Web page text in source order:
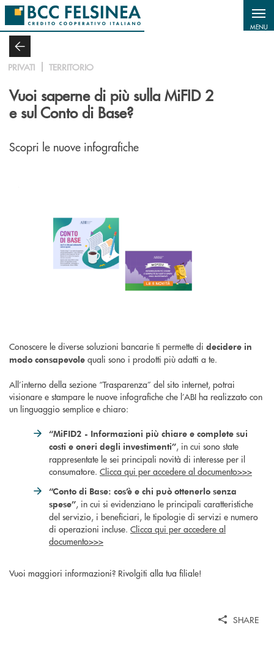
Salta al contenuto principale
MENU
PRIVATI TERRITORIO
Vuoi saperne di più sulla MiFID 2
e sul Conto di Base?
Scopri le nuove infografiche
Conoscere le diverse soluzioni bancarie ti permette di decidere in
modo consapevole quali sono i prodotti più adatti a te.
All’interno della sezione “Trasparenza” del sito internet, potrai
visionare e stampare le nuove infografiche che l’ABI ha realizzato con
un linguaggio semplice e chiaro:
“MiFID2 - Informazioni più chiare e complete sui
costi e oneri degli investimenti”, in cui sono state
rappresentate le sei principali novità di interesse per il
consumatore. Clicca qui per accedere al documento>>>
“Conto di Base: cos’è e chi può ottenerlo senza
spese”, in cui si evidenziano le principali caratteristiche
del servizio, i beneficiari, le tipologie di servizi e numero
di operazioni incluse. Clicca qui per accedere al
documento>>>
Vuoi maggiori informazioni? Rivolgiti alla tua filiale!
SHARE